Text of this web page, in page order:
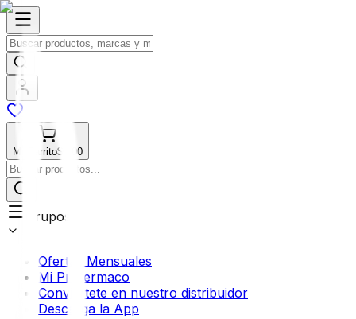
Mi Carrito$0.00
Grupos
Ofertas Mensuales
Mi Profermaco
Conviértete en nuestro distribuidor
Descarga la App